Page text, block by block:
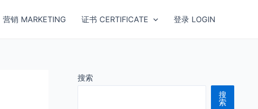
营销 MARKETING 证书 CERTIFICATE 登录 LOGIN
搜索
搜
索